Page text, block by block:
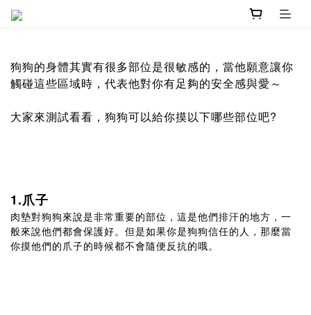
狗狗的身體其實有很多部位是很敏感的，當他願意讓你
觸碰這些區域時，代表他對你有足夠的安全感與愛～
大家來測試看看，狗狗可以給你摸以下哪些部位吧?
1.爪子
肉墊對狗狗來說是非常重要的部位，這是他們排汗的地方，一
般來說他們都會保護好。但是如果你是狗狗信任的人，那麼當
你摸他們的爪子的時候都不會隨便反抗的哦。